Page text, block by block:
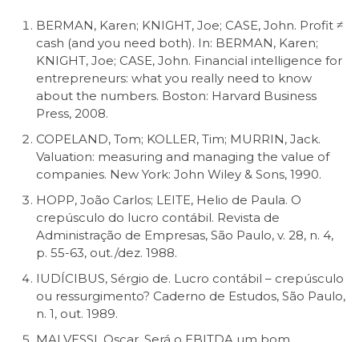
BERMAN, Karen; KNIGHT, Joe; CASE, John. Profit ≠
cash (and you need both). In: BERMAN, Karen;
KNIGHT, Joe; CASE, John. Financial intelligence for
entrepreneurs: what you really need to know
about the numbers. Boston: Harvard Business
Press, 2008.
COPELAND, Tom; KOLLER, Tim; MURRIN, Jack.
Valuation: measuring and managing the value of
companies. New York: John Wiley & Sons, 1990.
HOPP, João Carlos; LEITE, Helio de Paula. O
crepúsculo do lucro contábil. Revista de
Administração de Empresas, São Paulo, v. 28, n. 4,
p. 55-63, out./dez. 1988.
IUDÍCIBUS, Sérgio de. Lucro contábil – crepúsculo
ou ressurgimento? Caderno de Estudos, São Paulo,
n. 1, out. 1989.